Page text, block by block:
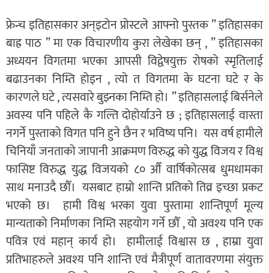
फ्रेन्च इतिहासकार अन्इटोन प्रोस्टले आफ्नो पुस्तक ” इतिहासका
बाह्र पाठ ” मा एक विचारणीय कुरा लेखेका छन् , ” इतिहासका
अध्ययन विगतमा भएका आपसी विद्वेषयुक्त रोषको स्मृतिलाई
बढाउनका निम्ति होइन , त्यो त विगतमा के घटना घटे र के
कारणले घटे , त्यसवारे बुझ्नका निम्ति हो। ” इतिहासलाई बिर्सनेले
अवस्य पनि पहिले कै गल्ति दोहोर्याउने छ ; इतिहासलाई वास्ता
नगर्ने पुस्ताको विगत पनि हुने छैन र भविष्य पनि। यस वर्ष हामीले
चिनियाँ जनताको जापानी आक्रमण विरुद्ध को युद्ध विजय र विश्व
फासिष्ट विरुद्ध युद्ध विजयको ८० औँ वार्षिकोत्सब धुमधामका
साथ मनाउदै छौँ। यसबाट हाम्रो शान्ति प्रतिको तिव्र इच्छा प्रकट
भएको छ। हामी विश्व भरका युवा पुस्तामा शान्तिपूर्ण मूल्य
मान्यताको निर्माणका निम्ति सहयोग गर्ने छौँ , यो अवश्य पनि एक
पवित्र एवं महान् कार्य हो। हामीलाई विश्वास छ , हाम्रा युवा
प्रतिभाहरुले अवश्य पनि शान्ति एवं मैत्रीपूर्ण वातावरणमा संयुक्त